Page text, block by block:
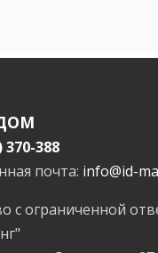
370-388
почта: info@id-
с ограниченной